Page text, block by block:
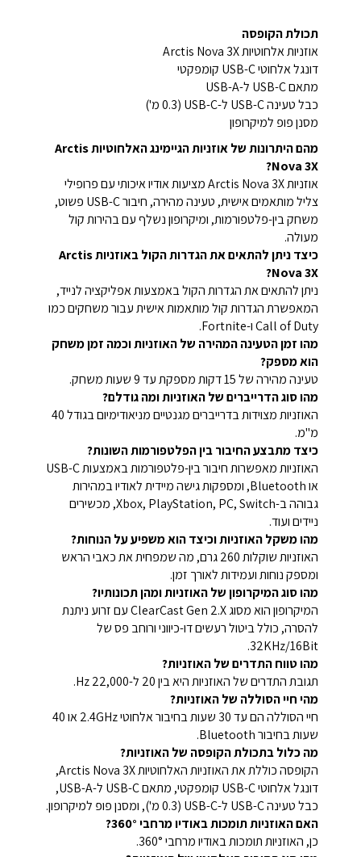
תכולת הקופסה
אוזניות אלחוטיות Arctis Nova 3X
דונגל אלחוטי USB-C קומפקטי
מתאם USB-C ל-USB-A
כבל טעינה USB-C ל-USB-C (0.3 מ')
מסנן פופ למיקרופון
מהם היתרונות של אוזניות הגיימינג האלחוטיות Arctis
Nova 3X?
אוזניות Arctis Nova 3X מציעות אודיו איכותי עם פרופילי
צליל מותאמים אישית, טעינה מהירה, חיבור USB-C פשוט,
משחק בין-פלטפורמות, ומיקרופון נשלף עם בהירות קול
מעולה.
כיצד ניתן להתאים את הגדרות הקול באוזניות Arctis
Nova 3X?
ניתן להתאים את הגדרות הקול באמצעות אפליקציה לנייד,
המאפשרת הגדרות קול מותאמות אישית עבור משחקים כמו
Call of Duty ו-Fortnite.
מהו זמן הטעינה המהירה של האוזניות וכמה זמן משחק
הוא מספק?
טעינה מהירה של 15 דקות מספקת עד 9 שעות משחק.
מהו סוג הדרייברים של האוזניות ומה גודלם?
האוזניות מצוידות בדרייברים מגנטיים מניאודימיום בגודל 40
מ"מ.
כיצד מתבצע החיבור בין הפלטפורמות השונות?
האוזניות מאפשרות חיבור בין-פלטפורמות באמצעות USB-C
או Bluetooth, ומספקות גישה מיידית לאודיו במהירות
גבוהה ב-Xbox, PlayStation, PC, Switch, מכשירים
ניידים ועוד.
מהו משקל האוזניות וכיצד הוא משפיע על הנוחות?
האוזניות שוקלות 260 גרם, מה שמפחית את כאבי הראש
ומספק נוחות ועמידות לאורך זמן.
מהו סוג המיקרופון של האוזניות ומהן תכונותיו?
המיקרופון הוא מסוג ClearCast Gen 2.X עם זרוע ניתנת
להסרה, כולל ביטול רעשים דו-כיווני ורוחב פס של
32KHz/16Bit.
מהו טווח התדרים של האוזניות?
תגובת התדרים של האוזניות היא בין 20 ל-22,000 Hz.
מהי חיי הסוללה של האוזניות?
חיי הסוללה הם עד 30 שעות בחיבור אלחוטי 2.4GHz או 40
שעות בחיבור Bluetooth.
מה כלול בתכולת הקופסה של האוזניות?
הקופסה כוללת את האוזניות האלחוטיות Arctis Nova 3X,
דונגל אלחוטי USB-C קומפקטי, מתאם USB-C ל-USB-A,
כבל טעינה USB-C ל-USB-C (0.3 מ'), ומסנן פופ למיקרופון.
האם האוזניות תומכות באודיו מרחבי 360°?
כן, האוזניות תומכות באודיו מרחבי 360°.